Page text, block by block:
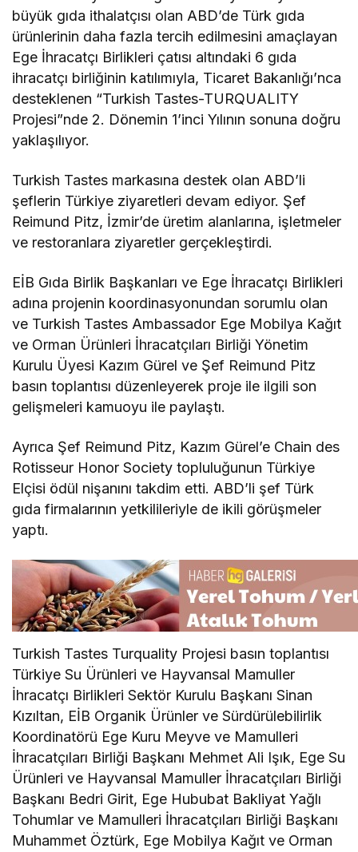
büyük gıda ithalatçısı olan ABD’de Türk gıda
ürünlerinin daha fazla tercih edilmesini amaçlayan
Ege İhracatçı Birlikleri çatısı altındaki 6 gıda
ihracatçı birliğinin katılımıyla, Ticaret Bakanlığı’nca
desteklenen “Turkish Tastes-TURQUALITY
Projesi”nde 2. Dönemin 1’inci Yılının sonuna doğru
yaklaşılıyor.
Turkish Tastes markasına destek olan ABD’li
şeflerin Türkiye ziyaretleri devam ediyor. Şef
Reimund Pitz, İzmir’de üretim alanlarına, işletmeler
ve restoranlara ziyaretler gerçekleştirdi.
EİB Gıda Birlik Başkanları ve Ege İhracatçı Birlikleri
adına projenin koordinasyonundan sorumlu olan
ve Turkish Tastes Ambassador Ege Mobilya Kağıt
ve Orman Ürünleri İhracatçıları Birliği Yönetim
Kurulu Üyesi Kazım Gürel ve Şef Reimund Pitz
basın toplantısı düzenleyerek proje ile ilgili son
gelişmeleri kamuoyu ile paylaştı.
Ayrıca Şef Reimund Pitz, Kazım Gürel’e Chain des
Rotisseur Honor Society topluluğunun Türkiye
Elçisi ödül nişanını takdim etti. ABD’li şef Türk
gıda firmalarının yetkilileriyle de ikili görüşmeler
yaptı.
Turkish Tastes Turquality Projesi basın toplantısı
Türkiye Su Ürünleri ve Hayvansal Mamuller
İhracatçı Birlikleri Sektör Kurulu Başkanı Sinan
Kızıltan, EİB Organik Ürünler ve Sürdürülebilirlik
Koordinatörü Ege Kuru Meyve ve Mamulleri
İhracatçıları Birliği Başkanı Mehmet Ali Işık, Ege Su
Ürünleri ve Hayvansal Mamuller İhracatçıları Birliği
Başkanı Bedri Girit, Ege Hububat Bakliyat Yağlı
Tohumlar ve Mamulleri İhracatçıları Birliği Başkanı
Muhammet Öztürk, Ege Mobilya Kağıt ve Orman